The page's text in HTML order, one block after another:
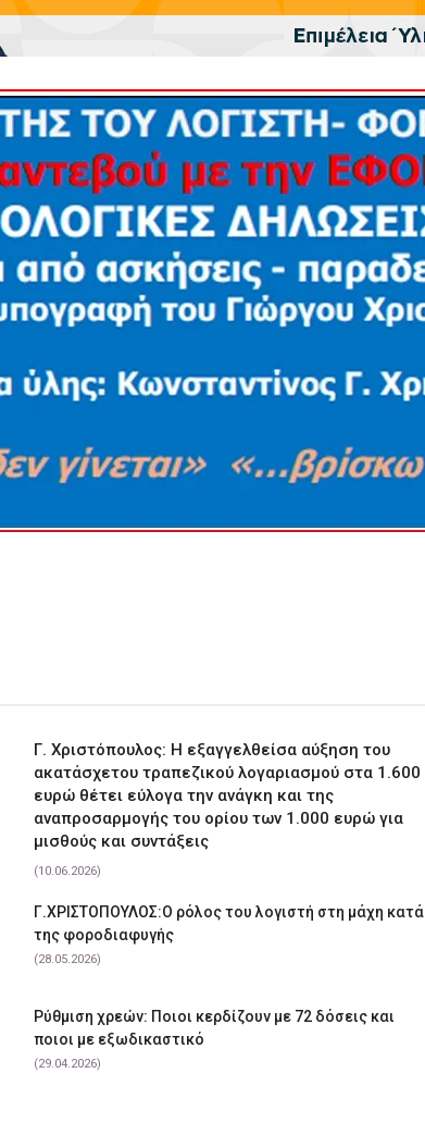
Γ. Χριστόπουλος: Η εξαγγελθείσα αύξηση του
ακατάσχετου τραπεζικού λογαριασμού στα 1.600
ευρώ θέτει εύλογα την ανάγκη και της
αναπροσαρμογής του ορίου των 1.000 ευρώ για
μισθούς και συντάξεις
(10.06.2026)
Γ.ΧΡΙΣΤΟΠΟΥΛΟΣ:Ο ρόλος του λογιστή στη μάχη κατά
της φοροδιαφυγής
(28.05.2026)
Ρύθμιση χρεών: Ποιοι κερδίζουν με 72 δόσεις και
ποιοι με εξωδικαστικό
(29.04.2026)